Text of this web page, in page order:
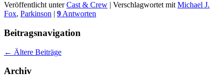
Veröffentlicht unter Cast & Crew | Verschlagwortet mit Michael J.
Fox, Parkinson | 9 Antworten
Beitragsnavigation
← Ältere Beiträge
Archiv